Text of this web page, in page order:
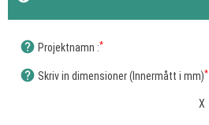
help Projektnamn :*
help Skriv in dimensioner (Innermått i mm)*
X